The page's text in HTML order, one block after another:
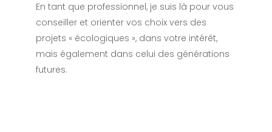
En tant que professionnel, je suis là pour vous
conseiller et orienter vos choix vers des
projets « écologiques », dans votre intérêt,
mais également dans celui des générations
futures.